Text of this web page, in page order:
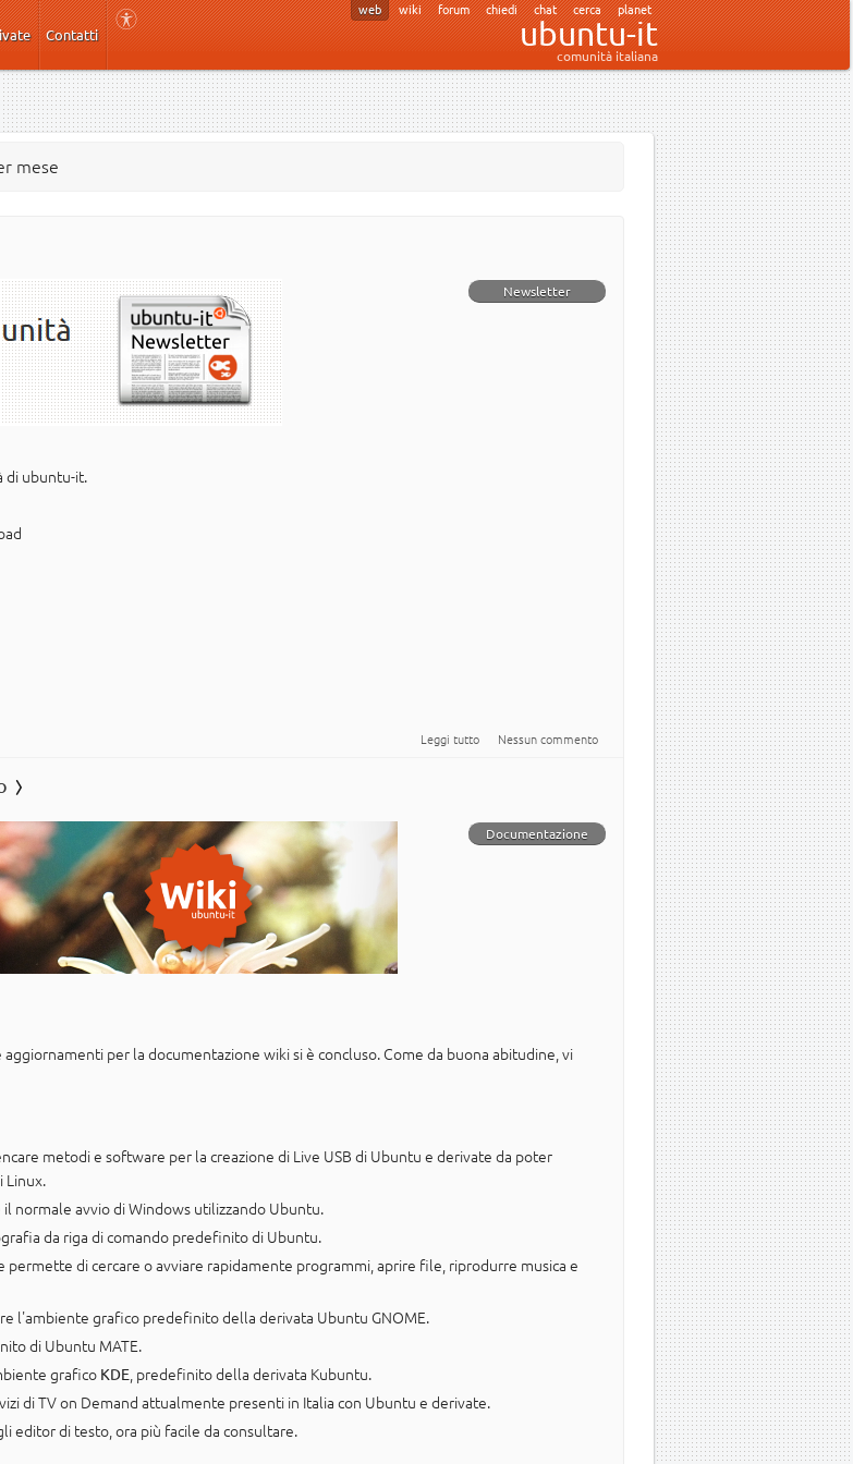
Contatti
web wiki forum chiedi chat cerca planet
ubuntu-it
comunità italiana
mese
Newsletter
di ubuntu-it.
Leggi tutto su Newsletter Italiana #Ubuntu - 2016.026
Nessun commento
Documentazione
per la documentazione wiki si è concluso. Come da buona abitudine, vi
metodi e software per la creazione di Live USB di Ubuntu e derivate da poter
Linux.
il normale avvio di Windows utilizzando Ubuntu.
da riga di comando predefinito di Ubuntu.
permette di cercare o avviare rapidamente programmi, aprire file, riprodurre musica e
l'ambiente grafico predefinito della derivata Ubuntu GNOME.
di Ubuntu MATE.
grafico KDE, predefinito della derivata Kubuntu.
di TV on Demand attualmente presenti in Italia con Ubuntu e derivate.
editor di testo, ora più facile da consultare.